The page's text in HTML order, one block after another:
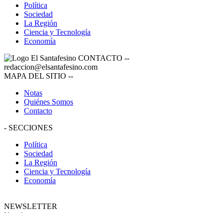
Política
Sociedad
La Región
Ciencia y Tecnología
Economía
CONTACTO --
redaccion@elsantafesino.com
MAPA DEL SITIO --
Notas
Quiénes Somos
Contacto
- SECCIONES
Política
Sociedad
La Región
Ciencia y Tecnología
Economía
NEWSLETTER